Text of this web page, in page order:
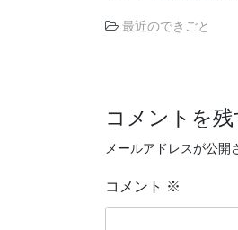
最近のできごと
ナ
ビ
ゲ
ー
コメントを残
メールアドレスが公開
コメント ※